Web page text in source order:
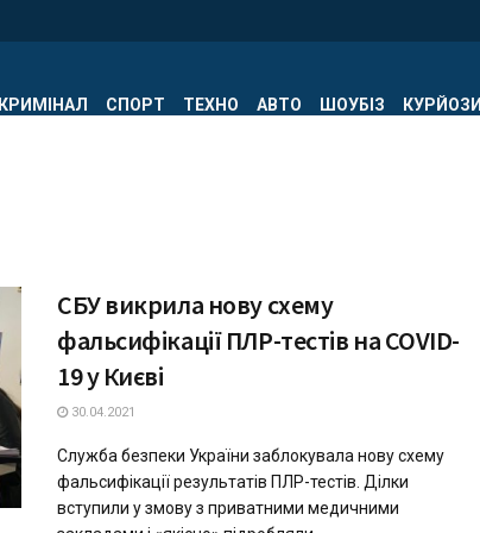
КРИМІНАЛ СПОРТ ТЕХНО АВТО ШОУБІЗ КУРЙОЗИ
СБУ викрила нову схему
фальсифікації ПЛР-тестів на COVID-
19 у Києві
30.04.2021
Служба безпеки України заблокувала нову схему
фальсифікації результатів ПЛР-тестів. Ділки
вступили у змову з приватними медичними